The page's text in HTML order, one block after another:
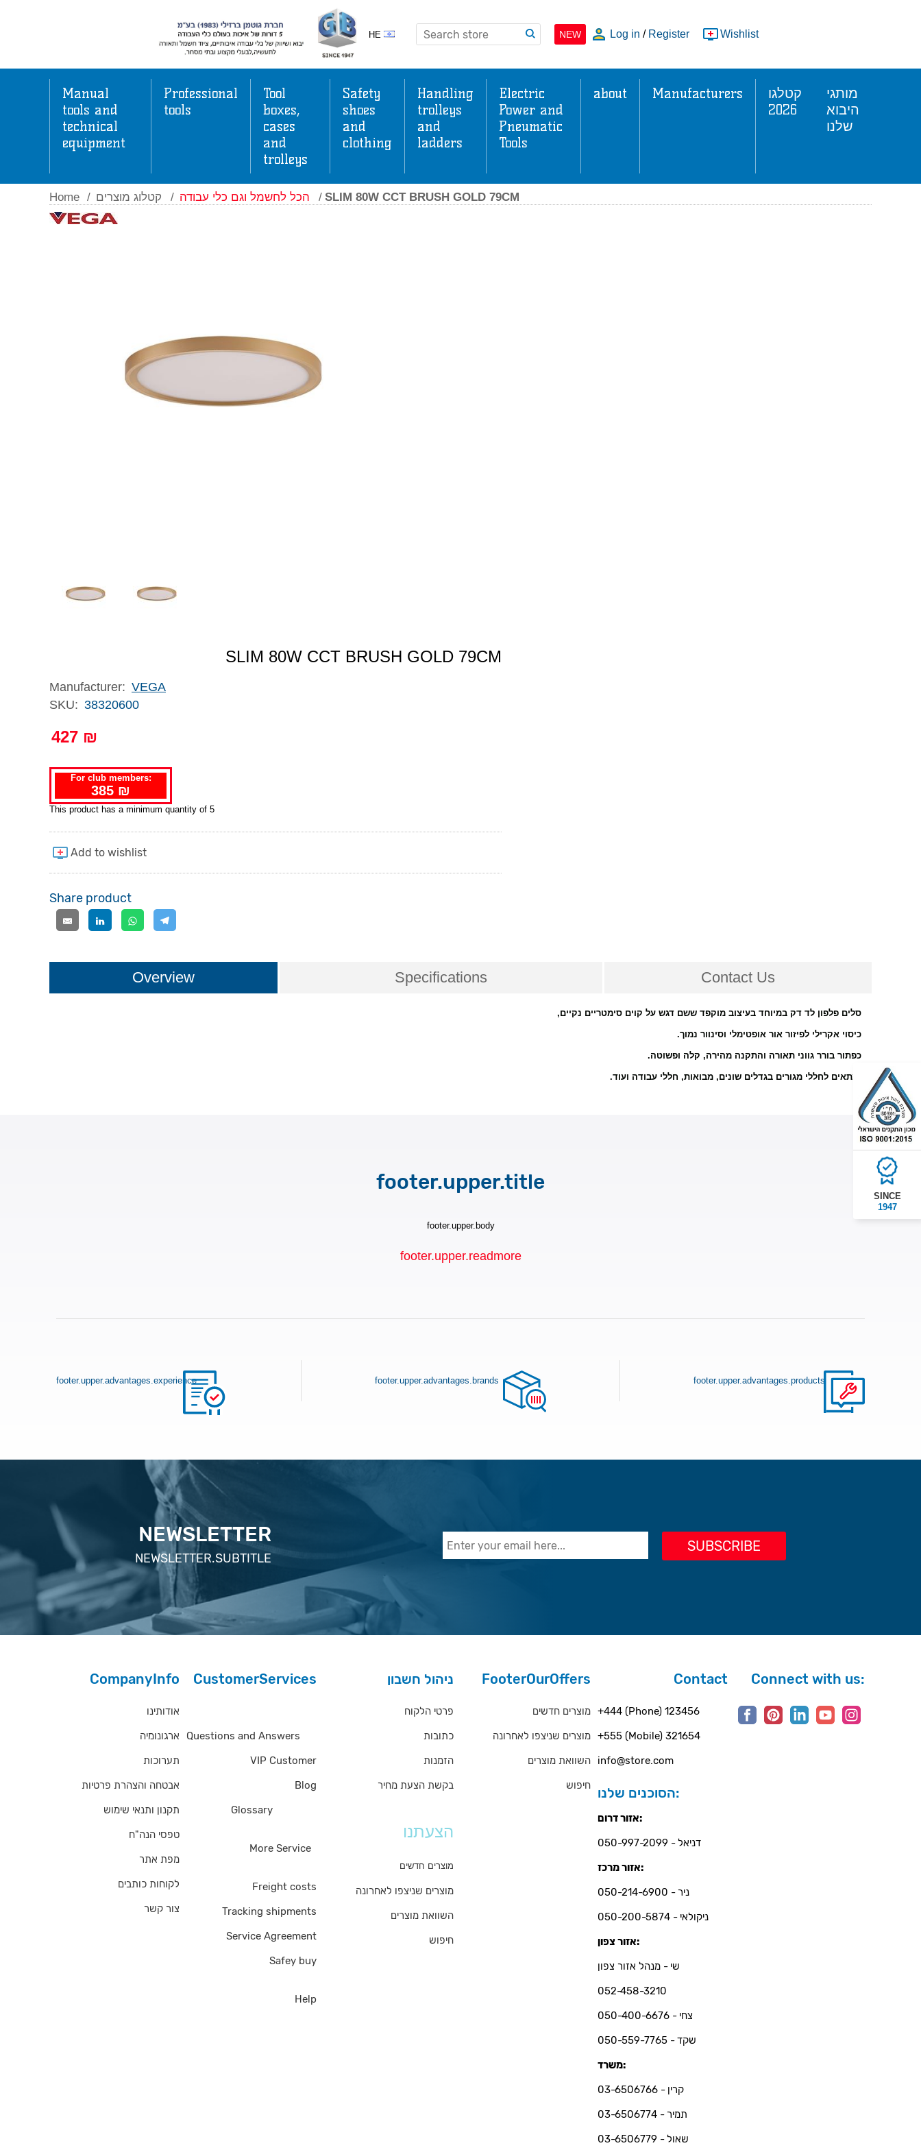
HE NEW Log in / Register Wishlist
Manual
tools and
technical
equipment
Professional
tools
Tool
boxes,
cases
and
trolleys
Safety
shoes
and
clothing
Handling
trolleys
and
ladders
Electric
Power and
Pneumatic
Tools
about Manufacturers
קטלגו
2026
מותגי
היבוא
שלנו
Home / קטלוג מוצרים / הכל לחשמל וגם כלי עבודה / SLIM 80W CCT BRUSH GOLD 79CM
SLIM 80W CCT BRUSH GOLD 79CM
Manufacturer: VEGA
SKU: 38320600
427 ₪
For club members:
385 ₪
This product has a minimum quantity of 5
Share product
Overview Specifications Contact Us
סלים פלפון לד דק במיוחד בעיצוב מוקפד ששם דגש על קוים סימטריים נקיים,
כיסוי אקרילי לפיזור אור אופטימלי וסינוור נמוך.
כפתור בורר גווני תאורה והתקנה מהירה, קלה ופשוטה.
מתאים לחללי מגורים בגדלים שונים, מבואות, חללי עבודה ועוד.
SINCE
1947
footer.upper.title
footer.upper.body
footer.upper.readmore
footer.upper.advantages.experience footer.upper.advantages.brands footer.upper.advantages.products
NEWSLETTER
NEWSLETTER.SUBTITLE
CompanyInfo
אודותינו
ארגונומיה
תערוכות
אבטחה והצהרת פרטיות
תקנון ותנאי שימוש
טפסי הנה"ח
מפת אתר
לקוחות כותבים
צור קשר
CustomerServices
Questions and Answers
VIP Customer
Blog
Glossary
More Service
Freight costs
Tracking shipments
Service Agreement
Safey buy
Help
ניהול חשבון
פרטי הלקוח
כתובות
הזמנות
בקשת הצעת מחיר
הצעתנו
מוצרים חדשים
מוצרים שניצפו לאחרונה
השוואת מוצרים
חיפוש
FooterOurOffers
מוצרים חדשים
מוצרים שניצפו לאחרונה
השוואת מוצרים
חיפוש
Contact
+444 (Phone) 123456
+555 (Mobile) 321654
info@store.com
הסוכנים שלנו:
אזור דרום:
דניאל - 050-997-2099
אזור מרכז:
ניר - 050-214-6900
ניקולאי - 050-200-5874
אזור צפון:
שי - מנהל אזור צפון
052-458-3210
צחי - 050-400-6676
שקד - 050-559-7765
משרד:
קרין - 03-6506766
תמיר - 03-6506774
שאול - 03-6506779
Connect with us: